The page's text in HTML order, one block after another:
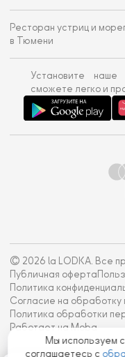
Ресторан устриц и
в Тюмени
Установите
сможете легко и
© 2026 la LODKA. Все
Публичная оферта
Политика
Согласие на обработку
Политика обработки
Работает на Moba
Мы используем
соглашаетесь с